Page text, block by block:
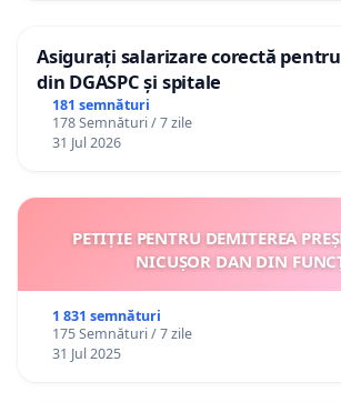
Asigurați salarizare corectă
din DGASPC și spitale
181 semnături
178 Semnături / 7 zile
31 Jul 2026
PETIȚIE PENTRU DEMITEREA
NICUȘOR DAN DIN
1 831 semnături
175 Semnături / 7 zile
31 Jul 2025